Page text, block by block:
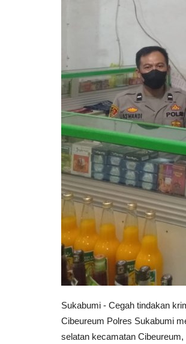
Sukabumi - Cegah tindakan
Cibeureum Polres Sukabumi
selatan kecamatan